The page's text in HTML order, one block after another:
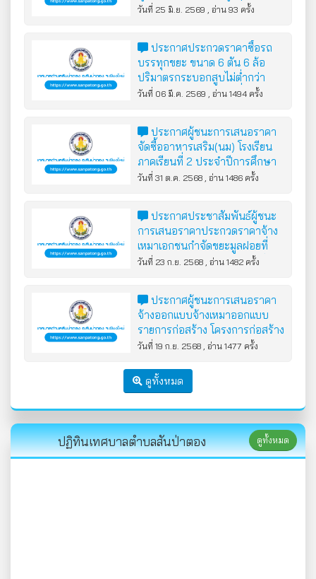
2,400 ซีซี หรือกำลังเครื่องยนต์
จำนวน 1 คัน ด้วยวิธีประกวดราคา
อิเล็กทรอนิกส์ (e-bidding)
วันที่ 25 มิ.ย. 2569 , อ่าน 93 ครั้ง
ประกาศประกวดราคาซื้อรถ
บรรทุกขยะ ขนาด 6 ตัน 6 ล้อ
ปริมาตรกระบอกสูบไม่ต่ำกว่า
6,000 ซีซี หรือกำลังเครื่องยนต์
ประกวดราคาอิเล็กทรอนิกส์ (e-
bidding)
วันที่ 06 มี.ค. 2569 , อ่าน 1494 ครั้ง
ประกาศผู้ชนะการเสนอราคา
จัดซื้ออาหารเสริม(นม) โรงเรียน
ภาคเรียนที่ 2 ประจำปีการศึกษา
2568 และนมปิดภาคเรียน โดยวิธี
วันที่ 31 ต.ค. 2568 , อ่าน 1486 ครั้ง
ประกาศประชาสัมพันธ์ผู้ชนะ
การเสนอราคาประกวดราคาจ้าง
เหมาเอกชนกำจัดขยะมูลฝอยที่
เทศบาลตำบลสันป่าตอง จัดเก็บได้
2569 ด้วยวิธีประกวดราคา
อิเล็กทรอนิกส์ (e-bidding)
วันที่ 23 ก.ย. 2568 , อ่าน 1482 ครั้ง
ประกาศผู้ชนะการเสนอราคา
จ้างออกแบบจ้างเหมาออกแบบ
รายการก่อสร้าง โครงการก่อสร้าง
โรงจอดรถ กองช่าง เทศบาลตำบล
วันที่ 19 ก.ย. 2568 , อ่าน 1477 ครั้ง
ดูทั้งหมด
ปฏิทินเทศบาลตำบลสันป่าตอง ดูทั้งหมด